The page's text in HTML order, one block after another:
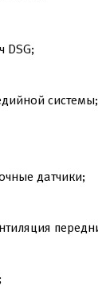
DSG;
системы;
датчики;